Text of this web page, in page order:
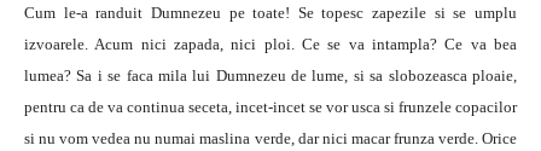
Cum le-a randuit Dumnezeu pe toate! Se topesc zapezile si se umplu
izvoarele. Acum nici zapada, nici ploi. Ce se va intampla? Ce va bea
lumea? Sa i se faca mila lui Dumnezeu de lume, si sa slobozeasca ploaie,
pentru ca de va continua seceta, incet-incet se vor usca si frunzele copacilor
si nu vom vedea nu numai maslina verde, dar nici macar frunza verde. Orice